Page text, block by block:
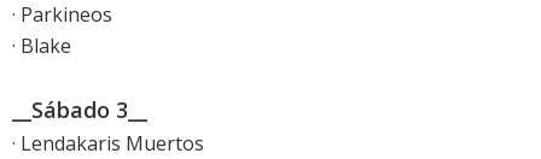
· Parkineos
· Blake
__Sábado 3__
· Lendakaris Muertos